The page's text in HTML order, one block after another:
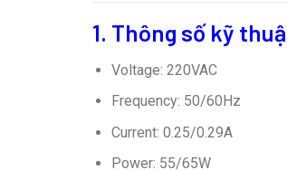
1. Thông số kỹ
Voltage: 220VAC
Frequency: 50/60Hz
Current: 0.25/0.29A
Power: 55/65W